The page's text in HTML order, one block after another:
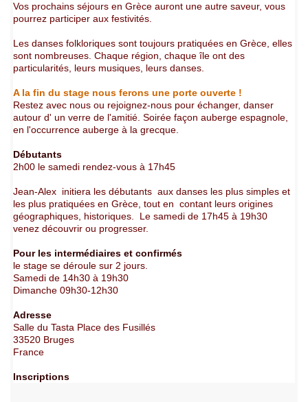
Vos prochains séjours en Grèce auront une autre saveur, vous
pourrez participer aux festivités.
Les danses folkloriques sont toujours pratiquées en Grèce, elles
sont nombreuses. Chaque région, chaque île ont des
particularités, leurs musiques, leurs danses.
A la fin du stage nous ferons une porte ouverte !
Restez avec nous ou rejoignez-nous pour échanger, danser
autour d' un verre de l'amitié. Soirée façon auberge espagnole,
en l'occurrence auberge à la grecque.
Débutants
2h00 le samedi rendez-vous à 17h45
Jean-Alex initiera les débutants aux danses les plus simples et
les plus pratiquées en Grèce, tout en contant leurs origines
géographiques, historiques. Le samedi de 17h45 à 19h30
venez découvrir ou progresser.
Pour les intermédiaires et confirmés
le stage se déroule sur 2 jours.
Samedi de 14h30 à 19h30
Dimanche 09h30-12h30
Adresse
Salle du Tasta Place des Fusillés
33520 Bruges
France
Inscriptions